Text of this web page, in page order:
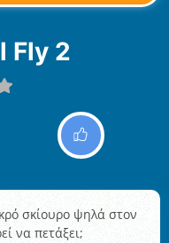
Fly 2
σκίουρο ψηλά στον
να πετάξει;